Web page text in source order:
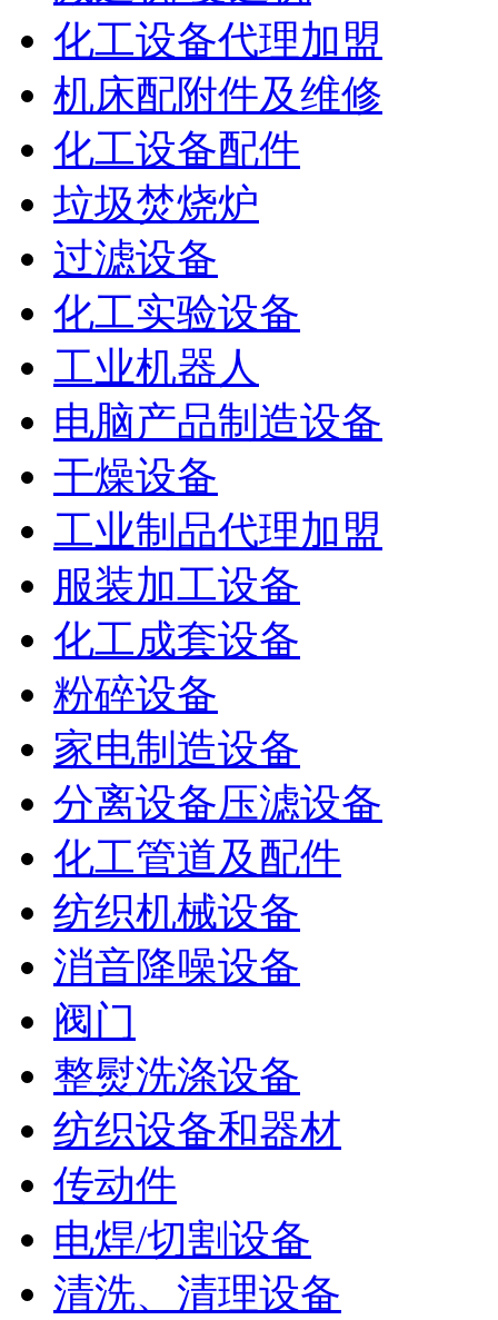
化工设备代理加盟
机床配附件及维修
化工设备配件
垃圾焚烧炉
过滤设备
化工实验设备
工业机器人
电脑产品制造设备
干燥设备
工业制品代理加盟
服装加工设备
化工成套设备
粉碎设备
家电制造设备
分离设备压滤设备
化工管道及配件
纺织机械设备
消音降噪设备
阀门
整熨洗涤设备
纺织设备和器材
传动件
电焊/切割设备
清洗、清理设备